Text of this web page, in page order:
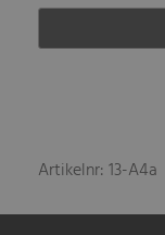
Artikelnr: 13-A4a